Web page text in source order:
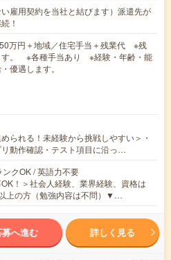
雇用契約を当社と結びます）派遣先が
！
万円＋地域／住宅手当＋残業代 ※残
す。 ※各種手当あり ※経験・年齢・能
優遇します。
られる！未経験から挑戦しやすい＞・
動作確認・テスト項目に沿っ…
クOK / 英語力不要
！＞社会人経験、業界経験、資格は
上の方（勉強内容は不問）▼…
募へ進む 詳しく見る